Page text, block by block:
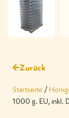
Zurück
Startseite /
1000 g. EU, inkl.